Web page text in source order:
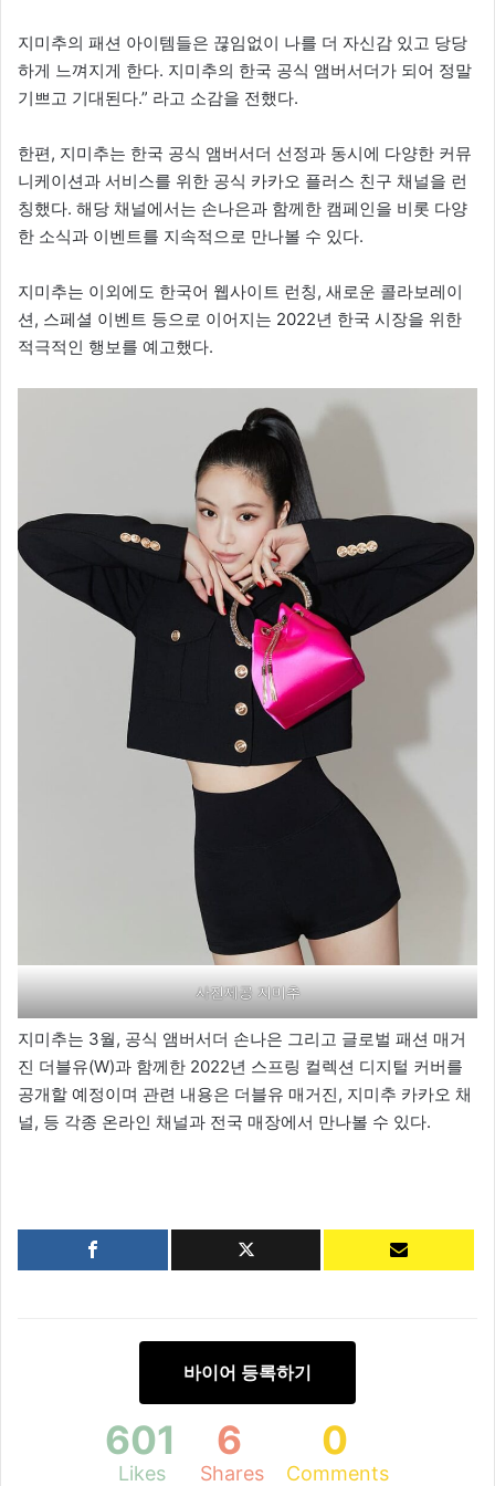
지미추의 패션 아이템들은 끊임없이 나를 더 자신감 있고 당당
하게 느껴지게 한다. 지미추의 한국 공식 앰버서더가 되어 정말
기쁘고 기대된다.” 라고 소감을 전했다.
한편, 지미추는 한국 공식 앰버서더 선정과 동시에 다양한 커뮤
니케이션과 서비스를 위한 공식 카카오 플러스 친구 채널을 런
칭했다. 해당 채널에서는 손나은과 함께한 캠페인을 비롯 다양
한 소식과 이벤트를 지속적으로 만나볼 수 있다.
지미추는 이외에도 한국어 웹사이트 런칭, 새로운 콜라보레이
션, 스페셜 이벤트 등으로 이어지는 2022년 한국 시장을 위한
적극적인 행보를 예고했다.
사진제공 지미추
지미추는 3월, 공식 앰버서더 손나은 그리고 글로벌 패션 매거
진 더블유(W)과 함께한 2022년 스프링 컬렉션 디지털 커버를
공개할 예정이며 관련 내용은 더블유 매거진, 지미추 카카오 채
널, 등 각종 온라인 채널과 전국 매장에서 만나볼 수 있다.
바이어 등록하기
601
Likes
6
Shares
0
Comments